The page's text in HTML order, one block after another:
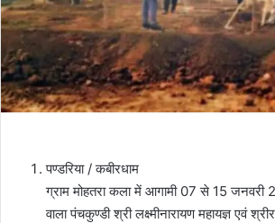
पण्डरिया / कबीरधाम
ग्राम मोहतरा कला में आगामी 07 से 15
वाला पंचकुण्डी श्री लक्ष्मीनारायण महायज्ञ एवं